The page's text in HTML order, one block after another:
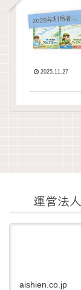
025年利用者状況
2025.11.27
運営法
aishien.co.jp